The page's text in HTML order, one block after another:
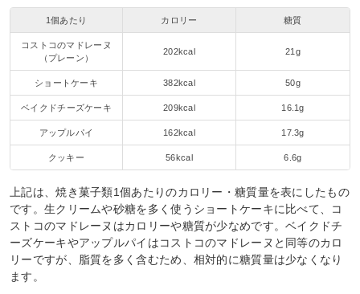
1個あたり カロリー 糖質
コストコのマドレーヌ
（プレーン）
202kcal 21g
ショートケーキ 382kcal 50g
ベイクドチーズケーキ 209kcal 16.1g
アップルパイ 162kcal 17.3g
クッキー 56kcal 6.6g
上記は、焼き菓子類1個あたりのカロリー・糖質量を表にしたもの
です。生クリームや砂糖を多く使うショートケーキに比べて、コ
ストコのマドレーヌはカロリーや糖質が少なめです。ベイクドチ
ーズケーキやアップルパイはコストコのマドレーヌと同等のカロ
リーですが、脂質を多く含むため、相対的に糖質量は少なくなり
ます。